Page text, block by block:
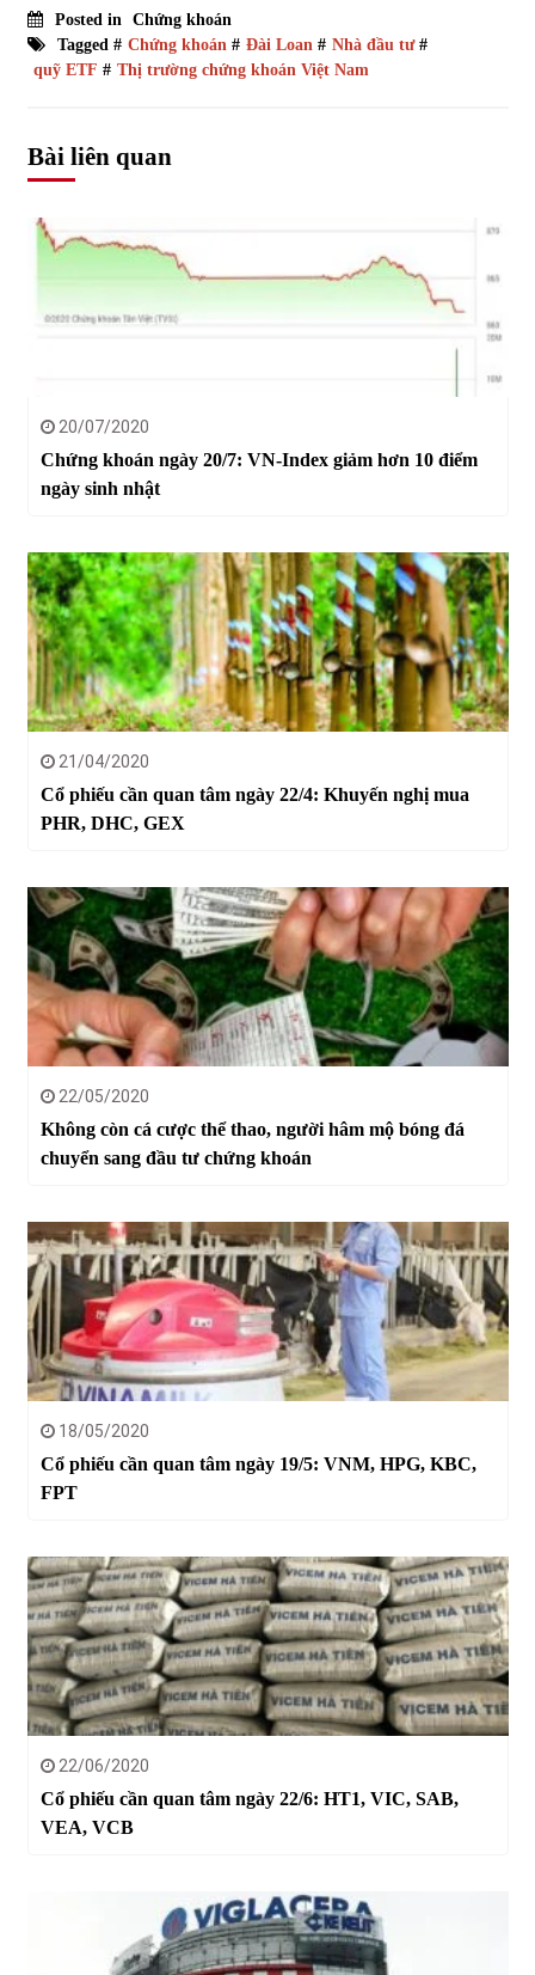
Posted in Chứng khoán
Tagged # Chứng khoán# Đài Loan# Nhà đầu tư#
quỹ ETF # Thị trường chứng khoán Việt Nam
Bài liên quan
20/07/2020
Chứng khoán ngày 20/7: VN-Index giảm hơn 10 điểm
ngày sinh nhật
21/04/2020
Cổ phiếu cần quan tâm ngày 22/4: Khuyến nghị mua
PHR, DHC, GEX
22/05/2020
Không còn cá cược thể thao, người hâm mộ bóng đá
chuyển sang đầu tư chứng khoán
18/05/2020
Cổ phiếu cần quan tâm ngày 19/5: VNM, HPG, KBC,
FPT
22/06/2020
Cổ phiếu cần quan tâm ngày 22/6: HT1, VIC, SAB,
VEA, VCB